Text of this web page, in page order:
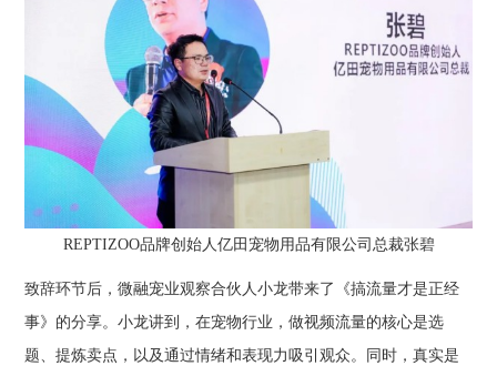
REPTIZOO品牌创始人亿田宠物用品有限公司总裁张碧
致辞环节后，微融宠业观察合伙人小龙带来了《搞流量才是正经
事》的分享。小龙讲到，在宠物行业，做视频流量的核心是选
题、提炼卖点，以及通过情绪和表现力吸引观众。同时，真实是